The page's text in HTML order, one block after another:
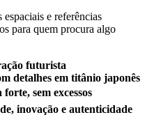
e referências
para quem procura algo
futurista
detalhes em titânio japonês
sem excessos
inovação e autenticidade